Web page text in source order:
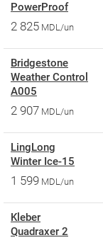
PowerProof
2 825 MDL/un
Bridgestone
Weather Control
A005
2 907 MDL/un
LingLong
Winter Ice-15
1 599 MDL/un
Kleber
Quadraxer 2